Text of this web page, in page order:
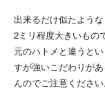
出来るだけ似たよう
2ミリ程度大きいもの
元のハトメと違うと
すが強いこだわりが
んのでご注意ください